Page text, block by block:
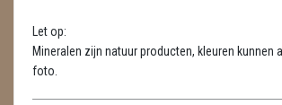
READING EN PERSOONLIJK ADVIES
RUWE STENEN
Let op:
Mineralen zijn natuur producten, kleuren kunnen
foto.